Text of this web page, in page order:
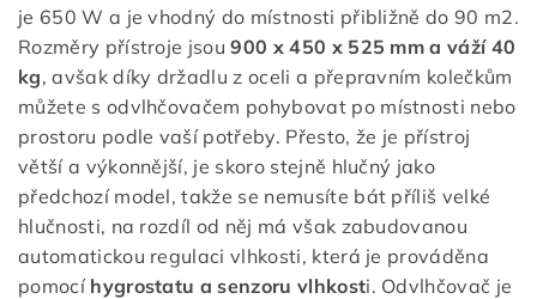
je 650 W a je vhodný do místnosti přibližně do 90 m2.
Rozměry přístroje jsou900 x 450 x 525 mm a váží 40
kg, avšak díky držadlu z oceli a přepravním kolečkům
můžete s odvlhčovačem pohybovat po místnosti nebo
prostoru podle vaší potřeby. Přesto, že je přístroj
větší a výkonnější, je skoro stejně hlučný jako
předchozí model, takže se nemusíte bát příliš velké
hlučnosti, na rozdíl od něj má však zabudovanou
automatickou regulaci vlhkosti, která je prováděna
pomocí hygrostatu a senzoru vlhkosti. Odvlhčovač je